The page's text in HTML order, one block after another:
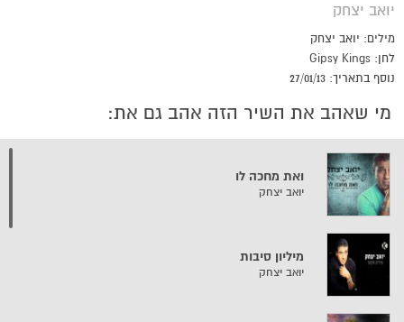
יואב יצחק
מילים: יואב יצחק
לחן: Gipsy Kings
נוסף בתאריך: 27/01/13
מי שאהב את השיר הזה אהב גם את:
ואת מחכה לו
יואב יצחק
מיליון סיבות
יואב יצחק